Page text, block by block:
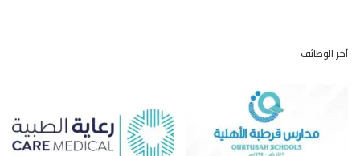
آخر الوظائف